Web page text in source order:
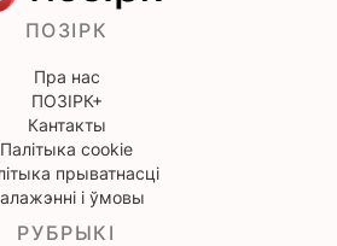
ПОЗІРК
Пра нас
ПОЗІРК+
Кантакты
Палітыка cookie
прыватнасці
і ўмовы
РУБРЫКІ